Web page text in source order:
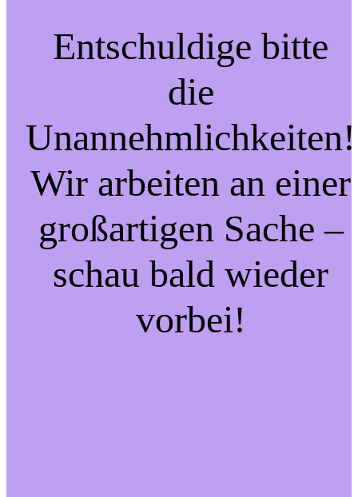
Entschuldige bitte
die
Unannehmlichkeiten!
Wir arbeiten an einer
großartigen Sache –
schau bald wieder
vorbei!